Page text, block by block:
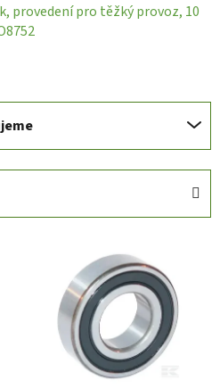
provedení pro těžký provoz, 10